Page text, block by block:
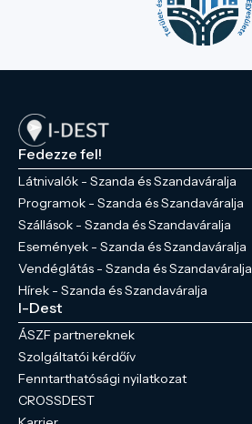
Fedezze fel!
Látnivalók - Szanda és Szandaváralja
Programok - Szanda és Szandaváralja
Szállások - Szanda és Szandaváralja
Események - Szanda és Szandaváralja
Vendéglátás - Szanda és Szandaváralja
Hírek - Szanda és Szandaváralja
I-Dest
ÁSZF partnereknek
Szolgáltatói kérdőív
Fenntarthatósági nyilatkozat
CROSSDEST